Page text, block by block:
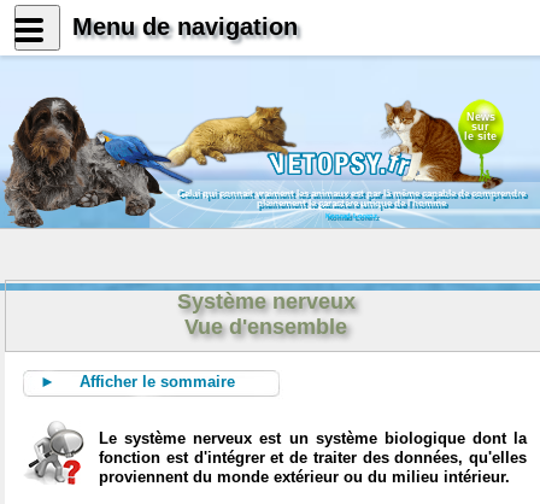
News
sur
le site
Celui qui connait vraiment les animaux est par là même capable de comprendre
pleinement le caractère unique de l'homme
Konrad Lorenz
Système nerveux
Vue d'ensemble
► Afficher le sommaire
Le système nerveux est un système biologique dont la
fonction est d'intégrer et de traiter des données, qu'elles
proviennent du monde extérieur ou du milieu intérieur.
Menu de navigation